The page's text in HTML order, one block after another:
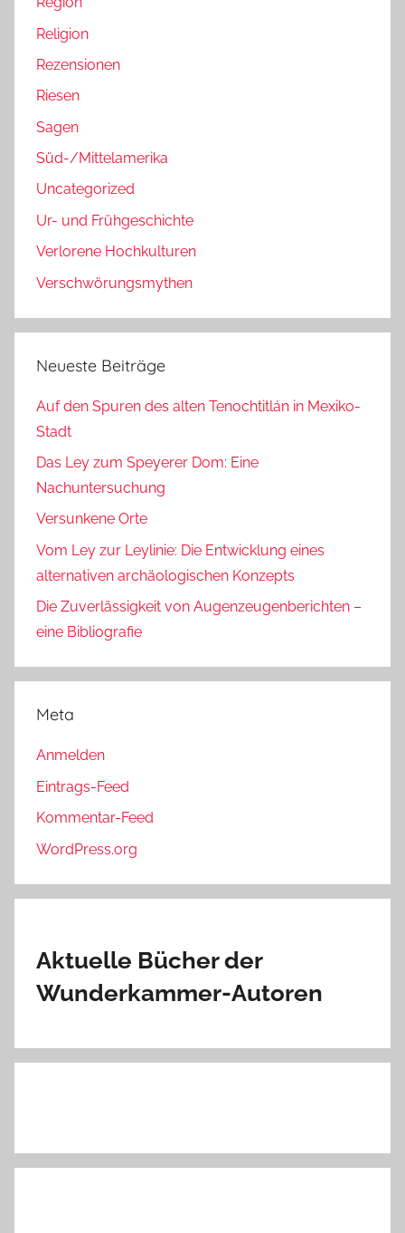
Religion
Rezensionen
Riesen
Sagen
Süd-/Mittelamerika
Uncategorized
Ur- und Frühgeschichte
Verlorene Hochkulturen
Verschwörungsmythen
Neueste Beiträge
Auf den Spuren des alten Tenochtitlán in Mexiko-
Stadt
Das Ley zum Speyerer Dom: Eine
Nachuntersuchung
Versunkene Orte
Vom Ley zur Leylinie: Die Entwicklung eines
alternativen archäologischen Konzepts
Die Zuverlässigkeit von Augenzeugenberichten –
eine Bibliografie
Meta
Anmelden
Eintrags-Feed
Kommentar-Feed
WordPress.org
Aktuelle Bücher der
Wunderkammer-Autoren